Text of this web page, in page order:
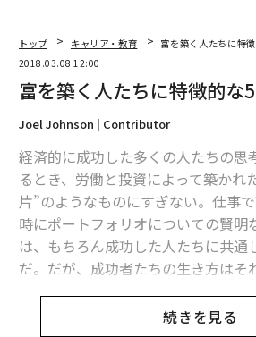
トップ キャリア・教育
富を築く人たちに特
2018.03.08 12:00
富を築く人たちに特徴的な
Joel Johnson | Contributor
経済的に成功した多くの人たちの思
るとき、労働と投資によって築かれ
片”のようなものにすぎない。仕事
時にポートフォリオについての賢明
は、もちろん成功した人たちに共通
だ。だが、成功者たちの生き方はそ
る。その中で彼らが同様に持ってい
続きを見る